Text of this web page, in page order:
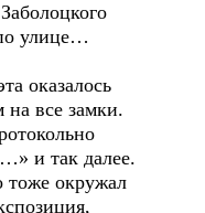
улице…
оказалось
на все замки.
и так далее.
окружал